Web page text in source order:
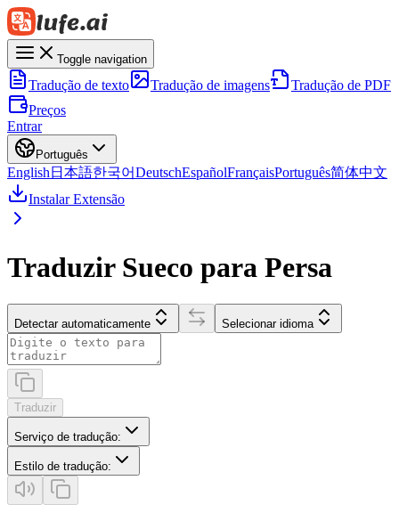
Toggle navigation
Tradução de texto Tradução de imagens
Tradução de PDF
Preços
Entrar
Português
English 日本語한국어DeutschEspañolFrançaisPortuguês简体中文
Instalar Extensão
Traduzir Sueco para Persa
Detectar automaticamente Selecionar idioma
Traduzir
Serviço de tradução:
Estilo de tradução: